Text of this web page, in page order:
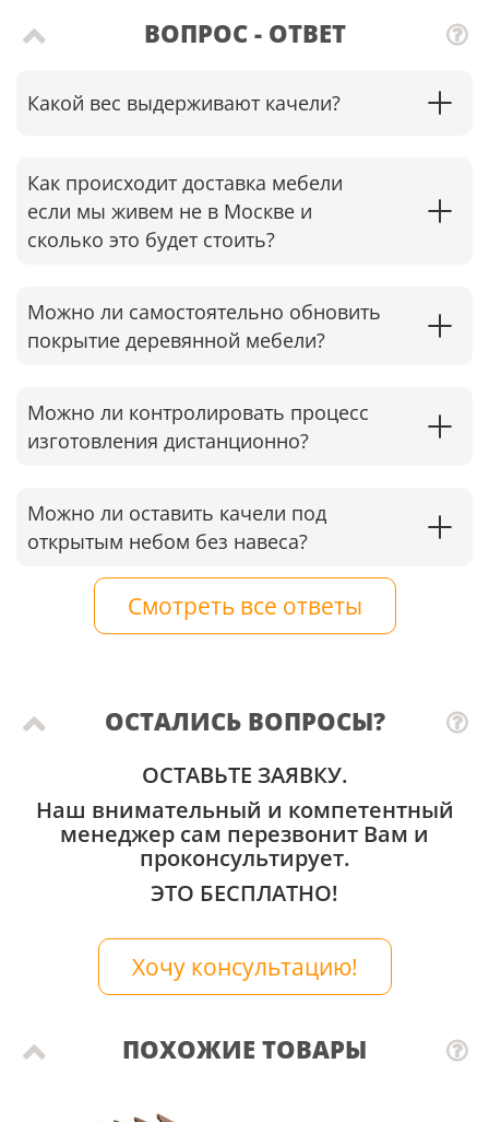
ВОПРОС - ОТВЕТ
Какой вес выдерживают качели?
Как происходит доставка мебели
если мы живем не в Москве и
сколько это будет стоить?
Можно ли самостоятельно обновить
покрытие деревянной мебели?
Можно ли контролировать процесс
изготовления дистанционно?
Можно ли оставить качели под
открытым небом без навеса?
Смотреть все ответы
ОСТАЛИСЬ ВОПРОСЫ?
ОСТАВЬТЕ ЗАЯВКУ.
Наш внимательный и компетентный
менеджер сам перезвонит Вам и
проконсультирует.
ЭТО БЕСПЛАТНО!
Хочу консультацию!
ПОХОЖИЕ ТОВАРЫ